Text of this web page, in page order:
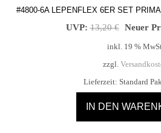
#4800-6A LEPENFLEX 6ER SET
UVP: 13,20€
13,20 €
Neuer
inkl. 19 %
zzgl.
Lieferzeit: Standard
IN DEN